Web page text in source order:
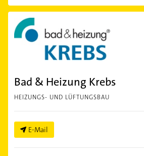
Bad & Heizung Krebs
HEIZUNGS- UND LÜFTUNGSBAU
E-Mail